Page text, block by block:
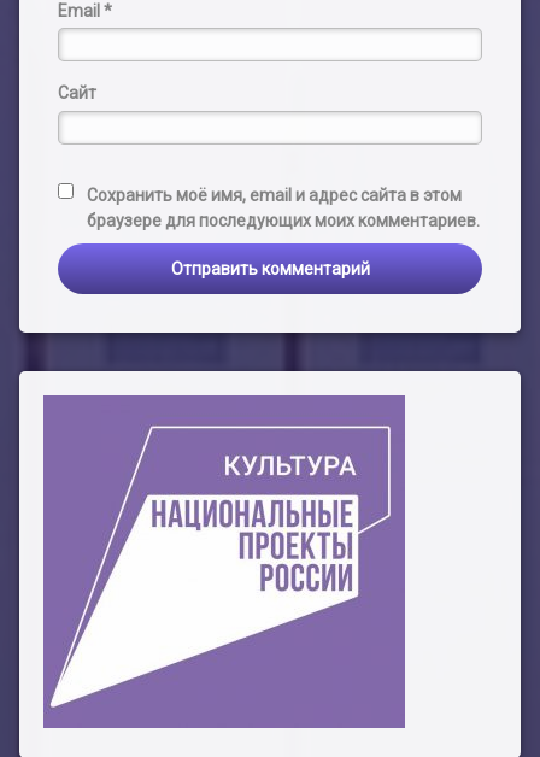
Email *
Сайт
Сохранить моё имя, email и адрес сайта в этом
браузере для последующих моих комментариев.